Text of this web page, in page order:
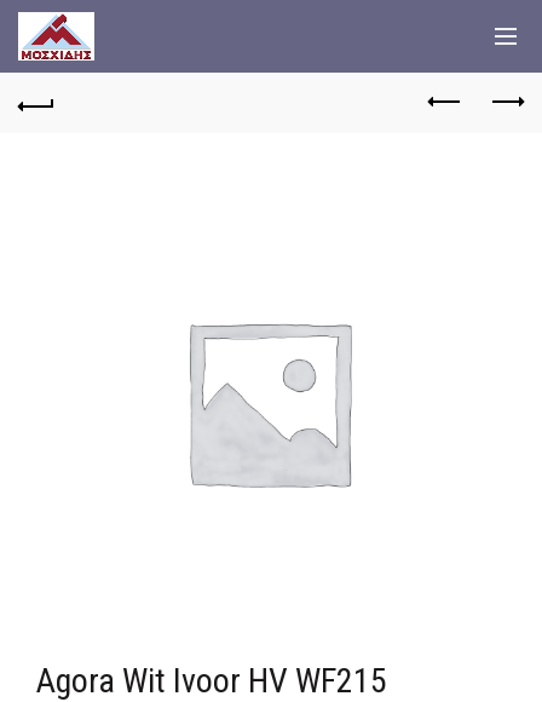
Agora Wit Ivoor HV WF215